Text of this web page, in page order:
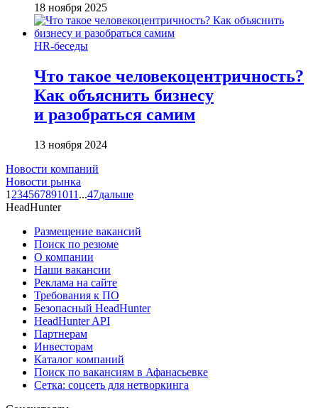
18 ноября 2025
HR-беседы
Что такое человеко­центричность?
Как объяснить бизнесу
и разобраться самим
13 ноября 2024
Новости компаний
Новости рынка
1 234567891011 ...47дальше
HeadHunter
Размещение вакансий
Поиск по резюме
О компании
Наши вакансии
Реклама на сайте
Требования к ПО
Безопасный HeadHunter
HeadHunter API
Партнерам
Инвесторам
Каталог компаний
Поиск по вакансиям в Афанасьевке
Сетка: соцсеть для нетворкинга